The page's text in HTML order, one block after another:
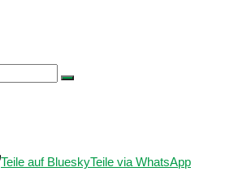
Teile auf BlueskyTeile via WhatsApp